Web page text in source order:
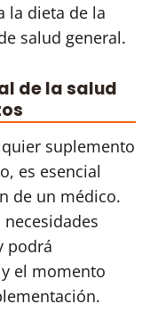
la dieta de la
salud general.
de la salud
suplemento
es esencial
de un médico.
podrá
el momento